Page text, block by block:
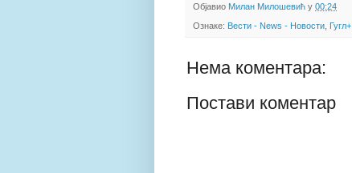
Објавио Милан Милошевић у 00:24
Ознаке: Вести - News - Новости Гугл+
Нема коментара:
Постави коментар